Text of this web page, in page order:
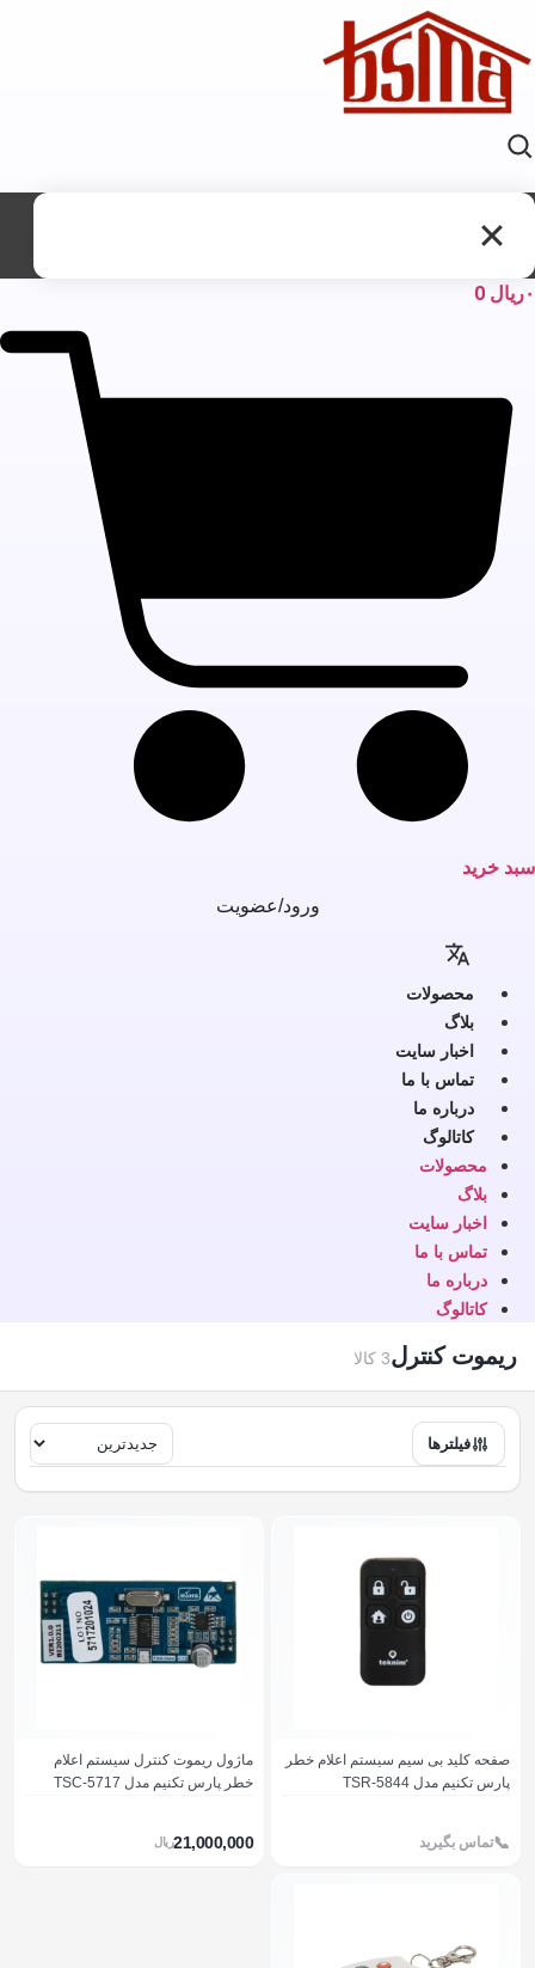
ریال 0
خرید
ورود/عضویت
محصولات
بلاگ
اخبار سایت
تماس با ما
درباره ما
کاتالوگ
محصولات
بلاگ
اخبار سایت
تماس با ما
درباره ما
کاتالوگ
ریموت کنترل3 کالا
فیلترها
صفحه کلید بی سیم سیستم اعلام خطر
پارس تکنیم مدل TSR-5844
تماس بگیرید
ماژول ریموت کنترل سیستم اعلام
خطر پارس تکنیم مدل TSC-5717
21,000,000ريال